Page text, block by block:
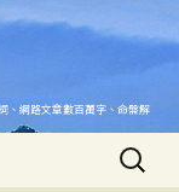
、網路文章數百萬字、命盤解
搜
尋